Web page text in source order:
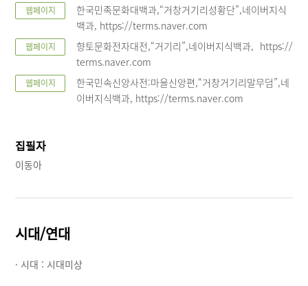
웹페이지
한국민족문화대백과,“거창거기리성황단”,네이버지식
백과, https://terms.naver.com
웹페이지
향토문화전자대전,“거기리”,네이버지식백과, https://
terms.naver.com
웹페이지
한국민속신앙사전:마을신앙편,“거창거기리말무덤”,네
이버지식백과, https://terms.naver.com
집필자
이동아
시대/연대
· 시대 : 시대미상